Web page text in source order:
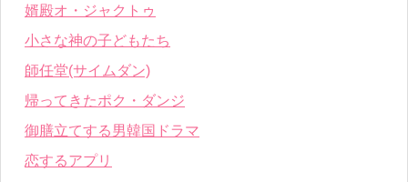
婿殿オ・ジャクトゥ
小さな神の子どもたち
師任堂(サイムダン)
帰ってきたポク・ダンジ
御膳立てする男韓国ドラマ
恋するアプリ